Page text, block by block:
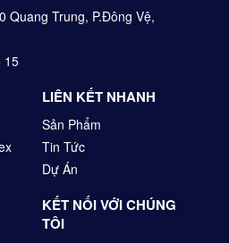
Quang Trung, P.Đông Vệ,
15
LIÊN KẾT NHANH
Sản Phẩm
Tin Tức
Dự Án
KẾT NỐI VỚI CHÚNG
TÔI